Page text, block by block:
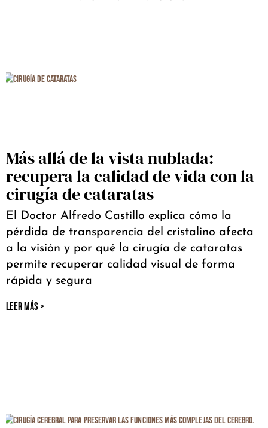
Más allá de la vista nublada:
recupera la calidad de vida con la
cirugía de cataratas
El Doctor Alfredo Castillo explica cómo la
pérdida de transparencia del cristalino afecta
a la visión y por qué la cirugía de cataratas
permite recuperar calidad visual de forma
rápida y segura
LEER MÁS >